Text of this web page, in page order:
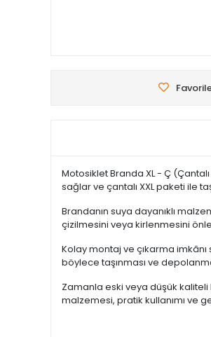
Motosiklet Branda XL - Ç
sağlar ve çantalı XXL paketi ile
Brandanın suya dayanıklı
çizilmesini veya kirlenmesini
Kolay montaj ve çıkarma
böylece taşınması ve
Zamanla eski veya düşük
malzemesi, pratik kullanımı ve